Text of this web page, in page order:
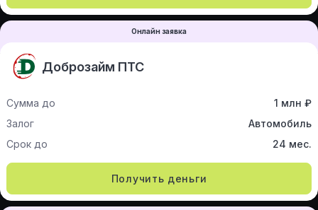
Онлайн заявка
Доброзайм ПТС
Сумма до
1 млн ₽
Залог
Автомобиль
Срок до
24 мес.
Получить деньги